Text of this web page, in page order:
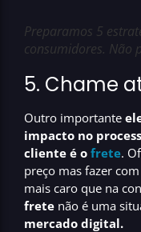
Preparamos 5
consumidores. Não
5. Chame
Outro importante
impacto no
cliente é o frete.
preço mas fazer
mais caro que na
frete não é uma
mercado digital.